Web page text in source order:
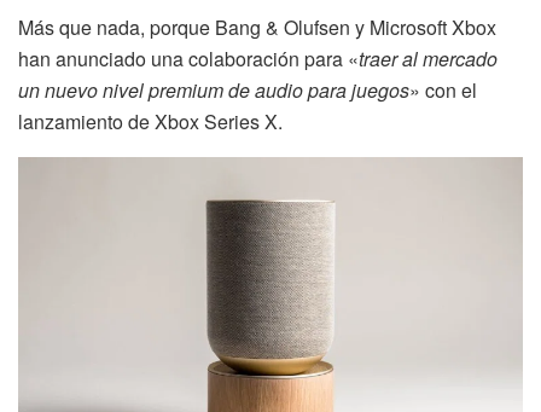
Más que nada, porque Bang & Olufsen y Microsoft Xbox
han anunciado una colaboración para «traer al mercado
un nuevo nivel premium de audio para juegos» con el
lanzamiento de Xbox Series X.